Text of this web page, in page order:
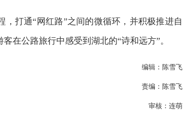
打通“网红路”之间的微循环，并积极推进自
在公路旅行中感受到湖北的“诗和远方”。
编辑：陈雪飞
责编：陈雪飞
审核：连萌